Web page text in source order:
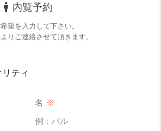
お部屋診断
内覧予約
望を入力して下さい。
りご連絡させて頂きます。
ティ
名 ※